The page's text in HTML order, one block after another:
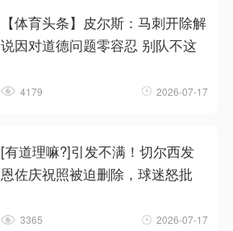
【体育头条】皮尔斯：马刺开除解
说因对道德问题零容忍 别队不这
4179 2026-07-17
[有道理嘛?]引发不满！切尔西发
恩佐庆祝照被迫删除，球迷怒批
3365 2026-07-17